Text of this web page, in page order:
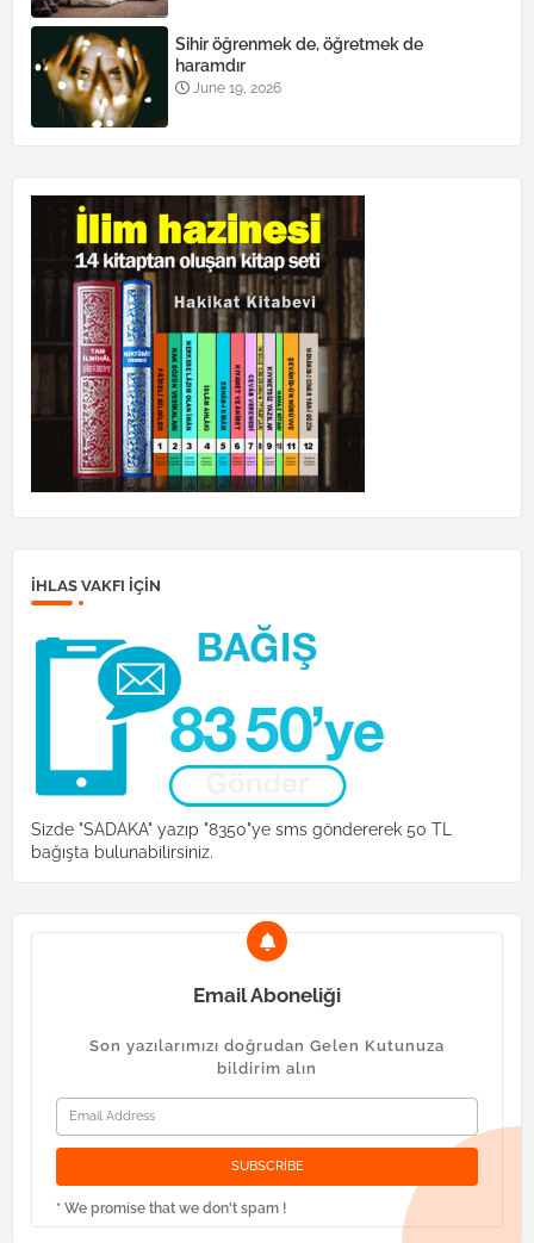
Sihir öğrenmek de, öğretmek de
haramdır
June 19, 2026
İHLAS VAKFI IÇIN
Sizde "SADAKA" yazıp "8350"ye sms göndererek 50 TL
bağışta bulunabilirsiniz.
Email Aboneliği
Son yazılarımızı doğrudan Gelen Kutunuza
bildirim alın
* We promise that we don't spam !